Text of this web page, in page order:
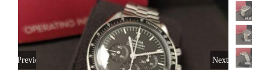
Previous Next